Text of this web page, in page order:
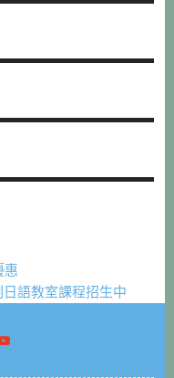
惠
語教室課程招生中